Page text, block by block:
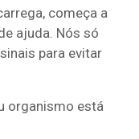
começa a
ajuda. Nós só
para evitar
organismo está